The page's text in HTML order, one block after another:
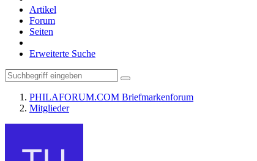
Artikel
Forum
Seiten
Erweiterte Suche
PHILAFORUM.COM Briefmarkenforum
Mitglieder